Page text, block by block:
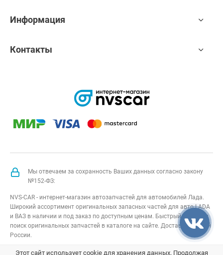
Информация
Контакты
Мы отвечаем за сохранность Ваших данных согласно закону
№152-ФЗ:
NVS-CAR - интернет-магазин автозапчастей для автомобилей Лада.
Широкий ассортимент оригинальных запасных частей для авто LADA
и ВАЗ в наличии и под заказ по доступным ценам. Быстрый подбор и
поиск оригинальных запчастей в каталоге на сайте. Доставка по всей
России.
NVS-CAR© 2014 –2026Все права защищеныкарта сайта;
Этот сайт использует cookie для хранения данных. Продолжая